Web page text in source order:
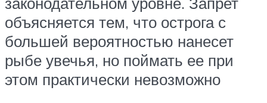
объясняется тем, что острога с
большей вероятностью нанесет
рыбе увечья, но поймать ее при
этом практически невозможно